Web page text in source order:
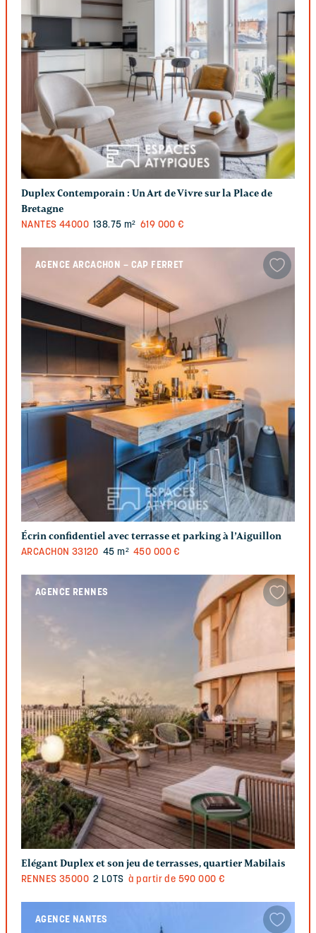
Duplex Contemporain : Un Art de Vivre sur la Place de
Bretagne
NANTES 44000 138.75 m² 619 000 €
AGENCE ARCACHON – CAP FERRET
Écrin confidentiel avec terrasse et parking à l’Aiguillon
ARCACHON 33120 45 m² 450 000 €
AGENCE RENNES
Elégant Duplex et son jeu de terrasses, quartier Mabilais
RENNES 35000 2 LOTS à partir de 590 000 €
AGENCE NANTES